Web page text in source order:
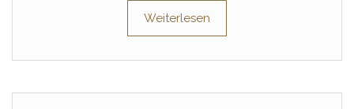
Weiterlesen